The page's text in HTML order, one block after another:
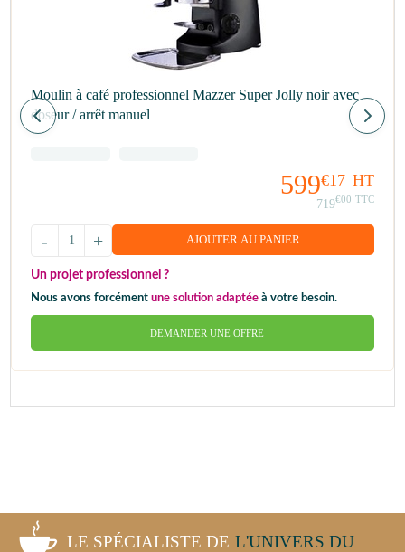
Moulin à café professionnel Mazzer Super Jolly noir avec
doseur / arrêt manuel
599€17 HT
719€00 TTC
+
- AJOUTER AU PANIER
Un projet professionnel ?
Nous avons forcément une solution adaptée à votre besoin.
DEMANDER UNE OFFRE
LE SPÉCIALISTE DE L'UNIVERS DU